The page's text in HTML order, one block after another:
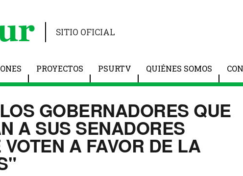
SITIO OFICIAL
PROYECTOS PSURTV QUIÉNES SOMOS
GOBERNADORES QUE
A SUS SENADORES
A FAVOR DE LA